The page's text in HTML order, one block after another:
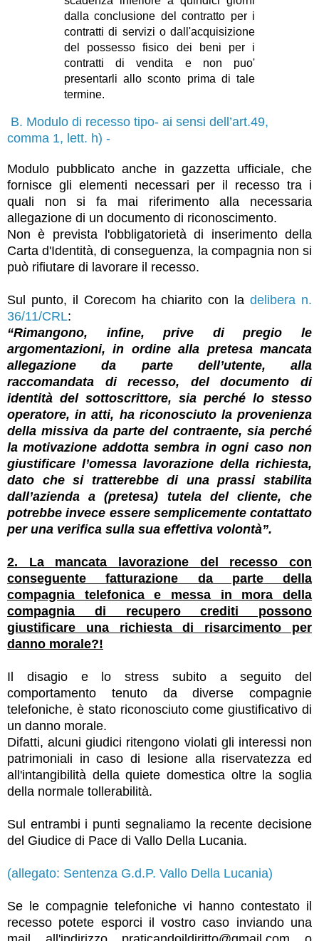
dalla conclusione del contratto per i
contratti di servizi o dall'acquisizione
del possesso fisico dei beni per i
contratti di vendita e non puo'
presentarli allo sconto prima di tale
termine.
B. Modulo di recesso tipo- ai sensi dell’art.49,
comma 1, lett. h) -
Modulo pubblicato anche in gazzetta ufficiale, che
fornisce gli elementi necessari per il recesso tra i
quali non si fa mai riferimento alla necessaria
allegazione di un documento di riconoscimento.
Non è prevista l'obbligatorietà di inserimento della
Carta d'Identità, di conseguenza, la compagnia non si
può rifiutare di lavorare il recesso.
Sul punto, il Corecom ha chiarito con ladelibera n.
36/11/CRL:
“Rimangono, infine, prive di pregio le
argomentazioni, in ordine alla pretesa mancata
allegazione da parte dell’utente, alla
raccomandata di recesso, del documento di
identità del sottoscrittore, sia perché lo stesso
operatore, in atti, ha riconosciuto la provenienza
della missiva da parte del contraente, sia perché
la motivazione addotta sembra in ogni caso non
giustificare l’omessa lavorazione della richiesta,
dato che si tratterebbe di una prassi stabilita
dall’azienda a (pretesa) tutela del cliente, che
potrebbe invece essere semplicemente contattato
per una verifica sulla sua effettiva volontà”.
2. La mancata lavorazione del recesso con
conseguente fatturazione da parte della
compagnia telefonica e messa in mora della
compagnia di recupero crediti possono
giustificare una richiesta di risarcimento per
danno morale?!
Il disagio e lo stress subito a seguito del
comportamento tenuto da diverse compagnie
telefoniche, è stato riconosciuto come giustificativo di
un danno morale.
Difatti, alcuni giudici ritengono violati gli interessi non
patrimoniali in caso di lesione alla riservatezza ed
all'intangibilità della quiete domestica oltre la soglia
della normale tollerabilità.
Sul entrambi i punti segnaliamo la recente decisione
del Giudice di Pace di Vallo Della Lucania.
(allegato: Sentenza G.d.P. Vallo Della Lucania)
Se le compagnie telefoniche vi hanno contestato il
recesso potete esporci il vostro caso inviando una